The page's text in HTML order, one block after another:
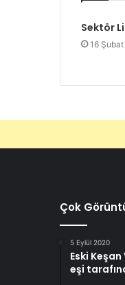
Sektör
16
Çok
5 Eylül 2020
Eski
eşi